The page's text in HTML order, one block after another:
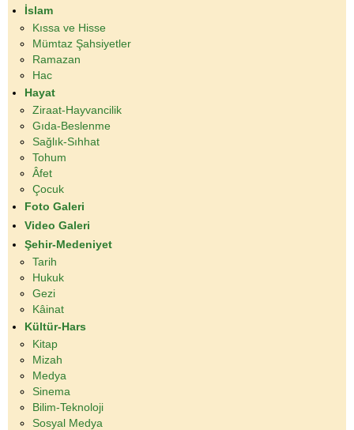
İslam
Kıssa ve Hisse
Mümtaz Şahsiyetler
Ramazan
Hac
Hayat
Ziraat-Hayvancilik
Gıda-Beslenme
Sağlık-Sıhhat
Tohum
Âfet
Çocuk
Foto Galeri
Video Galeri
Şehir-Medeniyet
Tarih
Hukuk
Gezi
Kâinat
Kültür-Hars
Kitap
Mizah
Medya
Sinema
Bilim-Teknoloji
Sosyal Medya